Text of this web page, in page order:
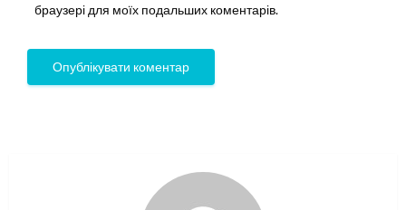
браузері для моїх подальших коментарів.